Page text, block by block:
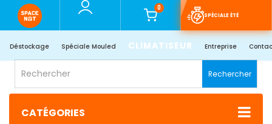
0
SPÉCIALE ÉTÉ
Déstockage Spéciale Mouled CLIMATISEUR Entreprise
Rechercher
CATÉGORIES